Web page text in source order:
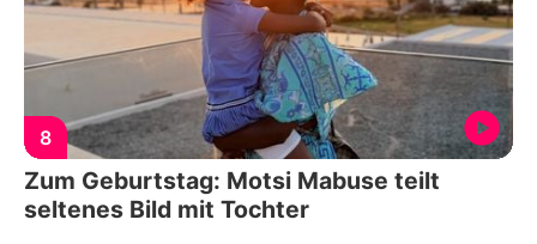
8
Zum Geburtstag: Motsi Mabuse teilt
seltenes Bild mit Tochter